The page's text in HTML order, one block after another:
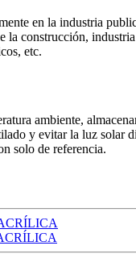
en la industria
la construcción,
etc.
ambiente,
y evitar la luz solar
solo de referencia.